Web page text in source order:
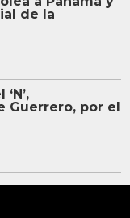
de la
Guerrero, por el